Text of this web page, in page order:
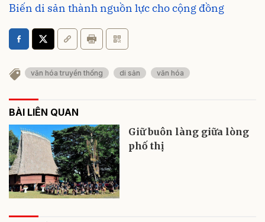
Biến di sản thành nguồn lực cho cộng đồng
văn hóa truyền thống di sản văn hóa
BÀI LIÊN QUAN
Giữ buôn làng giữa lòng
phố thị